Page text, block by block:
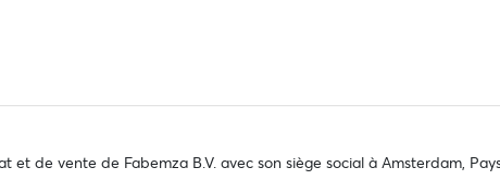
de vente de Fabemza B.V. avec son siège social à Amsterdam,